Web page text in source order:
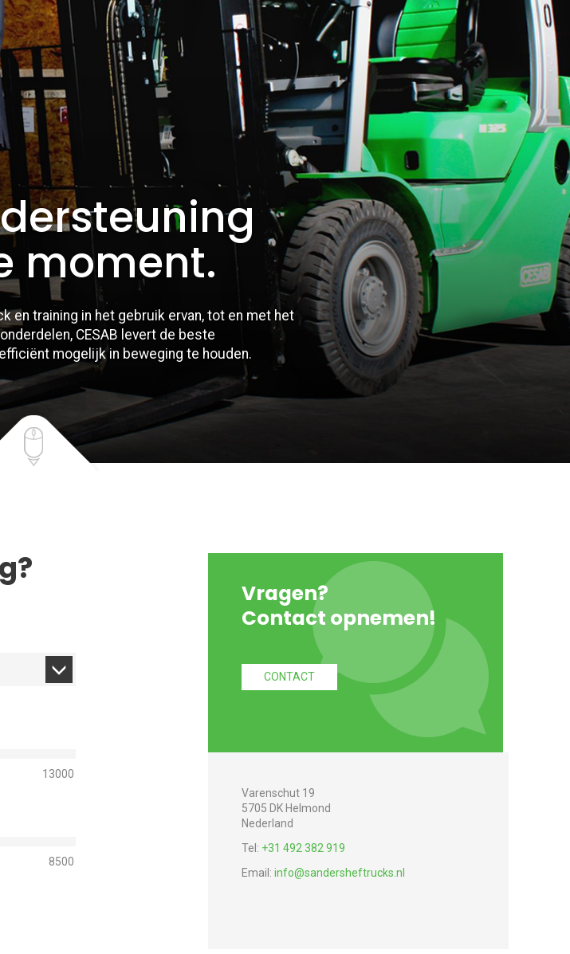
moment.
en training in het gebruik ervan, tot en met het
CESAB levert de beste
mogelijk in beweging te houden.
13000
8500
Vragen?
Contact opnemen!
CONTACT
Varenschut 19
5705 DK Helmond
Nederland
Tel: +31 492 382 919
Email:info@sandersheftrucks.nl